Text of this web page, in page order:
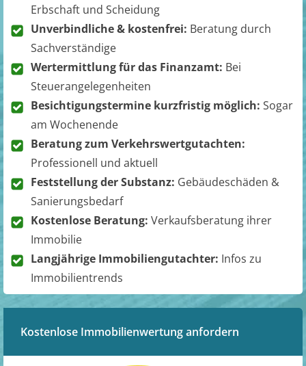
Erbschaft und Scheidung
Unverbindliche & kostenfrei: Beratung durch
Sachverständige
Wertermittlung für das Finanzamt: Bei
Steuerangelegenheiten
Besichtigungstermine kurzfristig möglich: Sogar
am Wochenende
Beratung zum Verkehrswertgutachten:
Professionell und aktuell
Feststellung der Substanz: Gebäudeschäden &
Sanierungsbedarf
Kostenlose Beratung: Verkaufsberatung ihrer
Immobilie
Langjährige Immobiliengutachter: Infos zu
Immobilientrends
Kostenlose Immobilienwertung anfordern